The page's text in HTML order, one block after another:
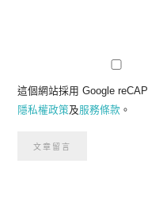
這個網站採用 Google
隱私權政策及服務條款 。